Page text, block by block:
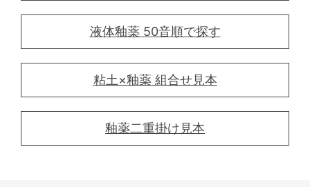
液体釉薬 50音順で探す
粘土×釉薬 組合せ見本
釉薬二重掛け見本